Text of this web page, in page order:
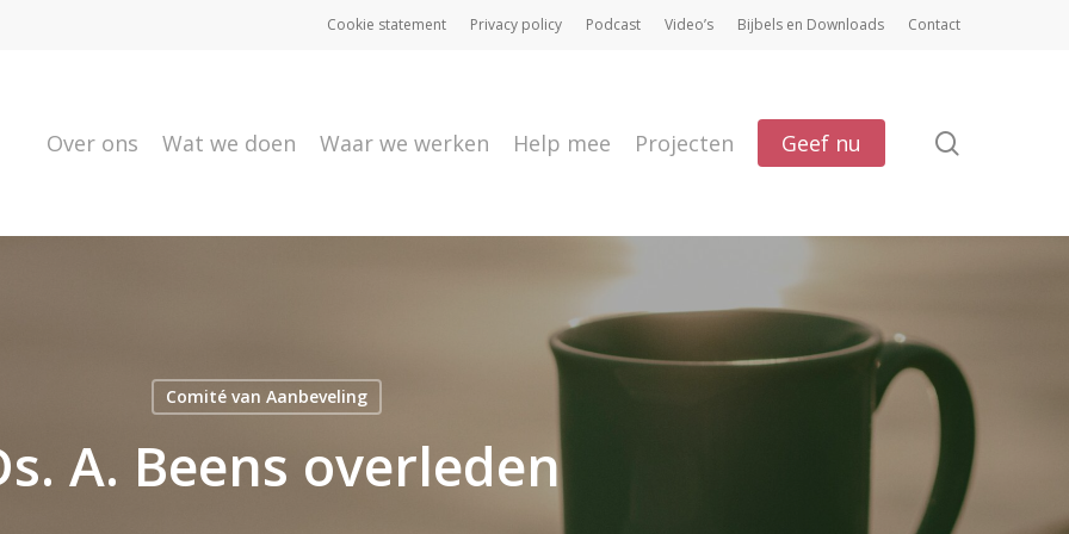
Cookie statement Privacy policy Podcast Video’s Bijbels en Downloads Contact
Over ons Wat we doen Waar we werken Help mee Projecten Geef nu
Comité van Aanbeveling
A. Beens overleden